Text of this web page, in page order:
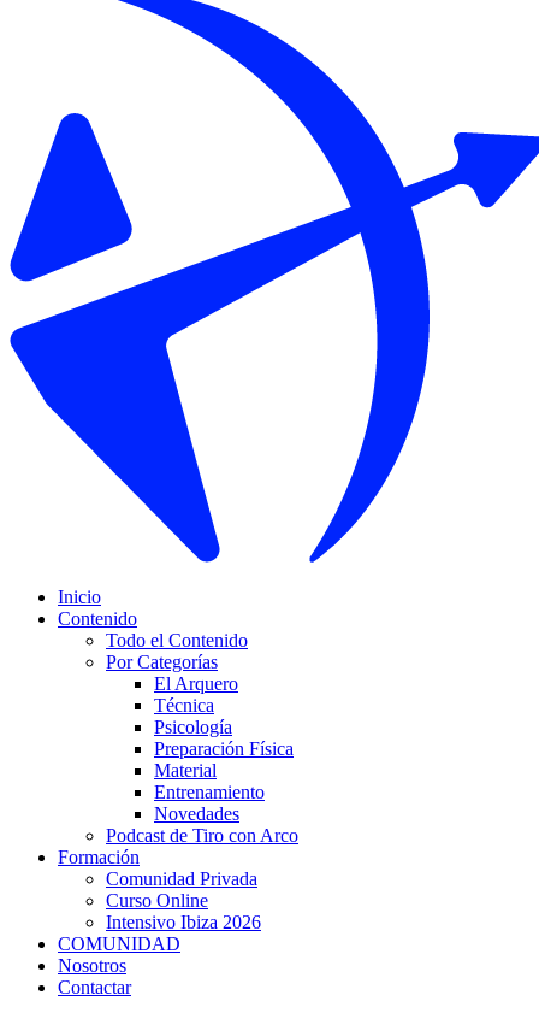
Inicio
Contenido
Todo el Contenido
Por Categorías
El Arquero
Técnica
Psicología
Preparación Física
Material
Entrenamiento
Novedades
Podcast de Tiro con Arco
Formación
Comunidad Privada
Curso Online
Intensivo Ibiza 2026
COMUNIDAD
Nosotros
Contactar